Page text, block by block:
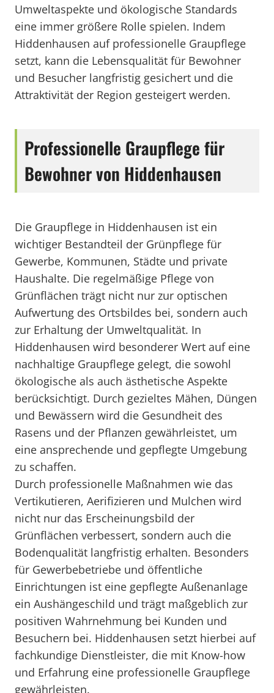
Umweltaspekte und ökologische Standards
eine immer größere Rolle spielen. Indem
Hiddenhausen auf professionelle Graupflege
setzt, kann die Lebensqualität für Bewohner
und Besucher langfristig gesichert und die
Attraktivität der Region gesteigert werden.
Professionelle Graupflege für
Bewohner von Hiddenhausen
Die Graupflege in Hiddenhausen ist ein
wichtiger Bestandteil der Grünpflege für
Gewerbe, Kommunen, Städte und private
Haushalte. Die regelmäßige Pflege von
Grünflächen trägt nicht nur zur optischen
Aufwertung des Ortsbildes bei, sondern auch
zur Erhaltung der Umweltqualität. In
Hiddenhausen wird besonderer Wert auf eine
nachhaltige Graupflege gelegt, die sowohl
ökologische als auch ästhetische Aspekte
berücksichtigt. Durch gezieltes Mähen, Düngen
und Bewässern wird die Gesundheit des
Rasens und der Pflanzen gewährleistet, um
eine ansprechende und gepflegte Umgebung
zu schaffen.
Durch professionelle Maßnahmen wie das
Vertikutieren, Aerifizieren und Mulchen wird
nicht nur das Erscheinungsbild der
Grünflächen verbessert, sondern auch die
Bodenqualität langfristig erhalten. Besonders
für Gewerbebetriebe und öffentliche
Einrichtungen ist eine gepflegte Außenanlage
ein Aushängeschild und trägt maßgeblich zur
positiven Wahrnehmung bei Kunden und
Besuchern bei. Hiddenhausen setzt hierbei auf
fachkundige Dienstleister, die mit Know-how
und Erfahrung eine professionelle Graupflege
gewährleisten.